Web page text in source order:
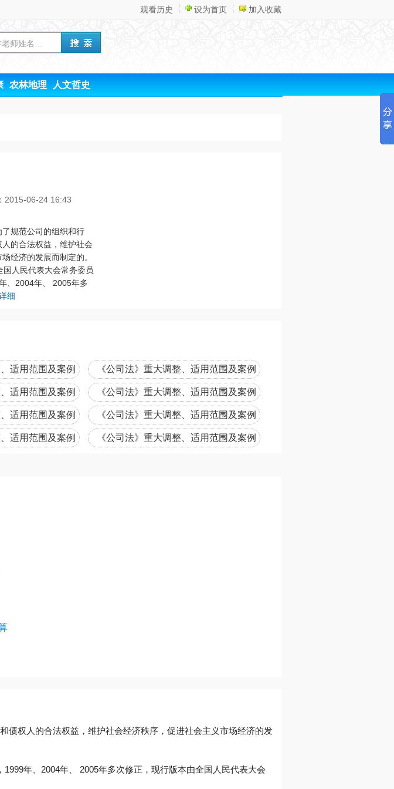
观看历史 设为首页 加入收藏
农林地理 人文哲史
06-24 16:43
规范公司的组织和行
的合法权益，维护社会
经济的发展而制定的。
人民代表大会常务委员
、2004年、 2005年多
细
适用范围及案例
《公司法》重大调整、适用范围及案例
详释 (三)0301
适用范围及案例
《公司法》重大调整、适用范围及案例
详释 (六)0601
适用范围及案例
《公司法》重大调整、适用范围及案例
详释 (九)0901
适用范围及案例
《公司法》重大调整、适用范围及案例
债权人的合法权益，维护社会经济秩序，促进社会主义市场经济的发
年、2004年、 2005年多次修正，现行版本由全国人民代表大会